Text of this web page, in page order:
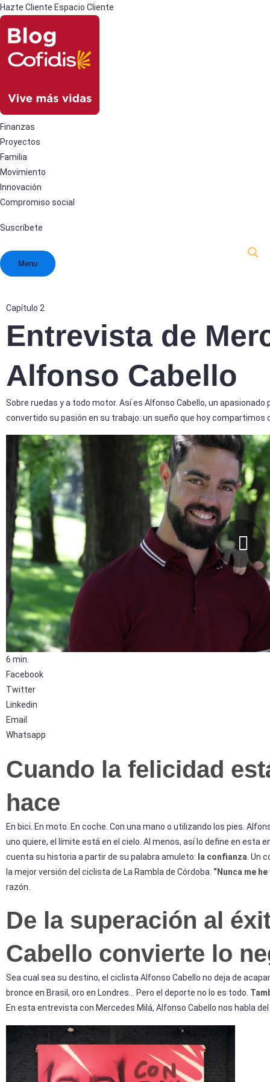
Hazte Cliente Espacio Cliente
Finanzas
Proyectos
Familia
Movimiento
Innovación
Compromiso social
Suscríbete
Menu
Capítulo 2
Entrevista de
Alfonso Cabello
Sobre ruedas y a todo motor. Así es Alfonso Cabello, un
convertido su pasión en su trabajo: un sueño que hoy compartimos
6 min.
Facebook
Twitter
Linkedin
Email
Whatsapp
Cuando la felicidad
hace
En bici. En moto. En coche. Con una mano o utilizando los pies.
uno quiere, el límite está en el cielo. Al menos, así lo define en esta
cuenta su historia a partir de su palabra amuleto: la confianza . Un
la mejor versión del ciclista de La Rambla de Córdoba. “Nunca me
razón.
De la superación al
Cabello convierte lo
Sea cual sea su destino, el ciclista Alfonso Cabello no deja de
bronce en Brasil, oro en Londres… Pero el deporte no lo es todo.
En esta entrevista con Mercedes Milá, Alfonso Cabello nos habla